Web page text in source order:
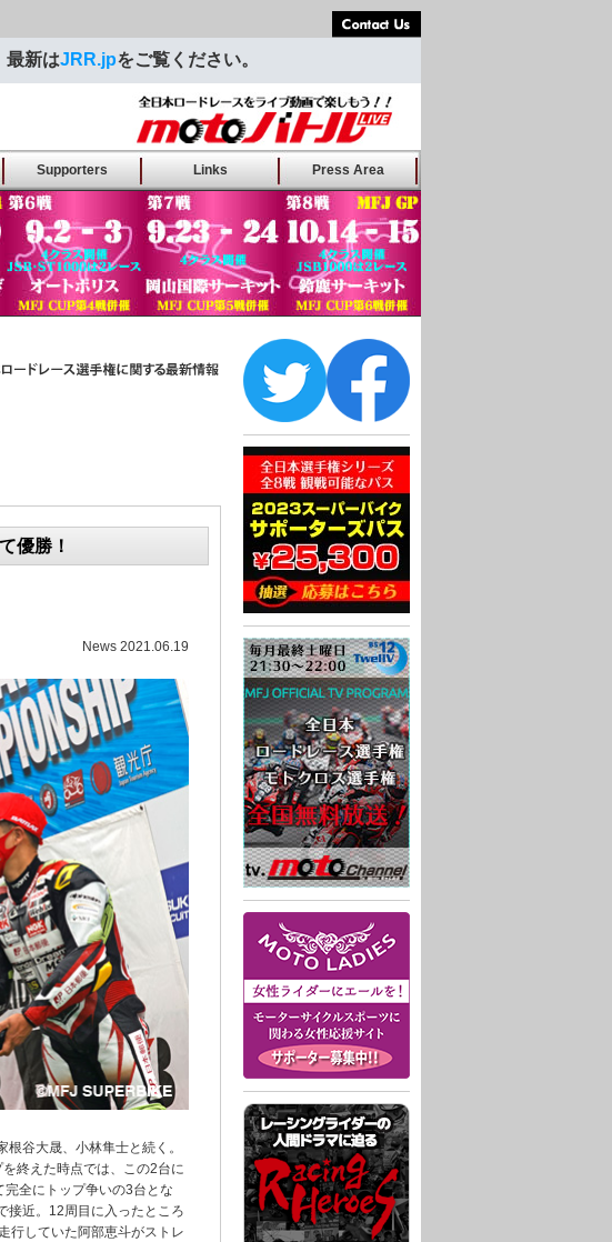
最新はJRR.jpをご覧ください。
motoバトルLIVE
Supporters Links Press Area
優勝！
News 2021.06.19
谷大晟、小林隼士と続く。
終えた時点では、この2台に
全にトップ争いの3台とな
接近。12周目に入ったところ
行していた阿部恵斗がストレ